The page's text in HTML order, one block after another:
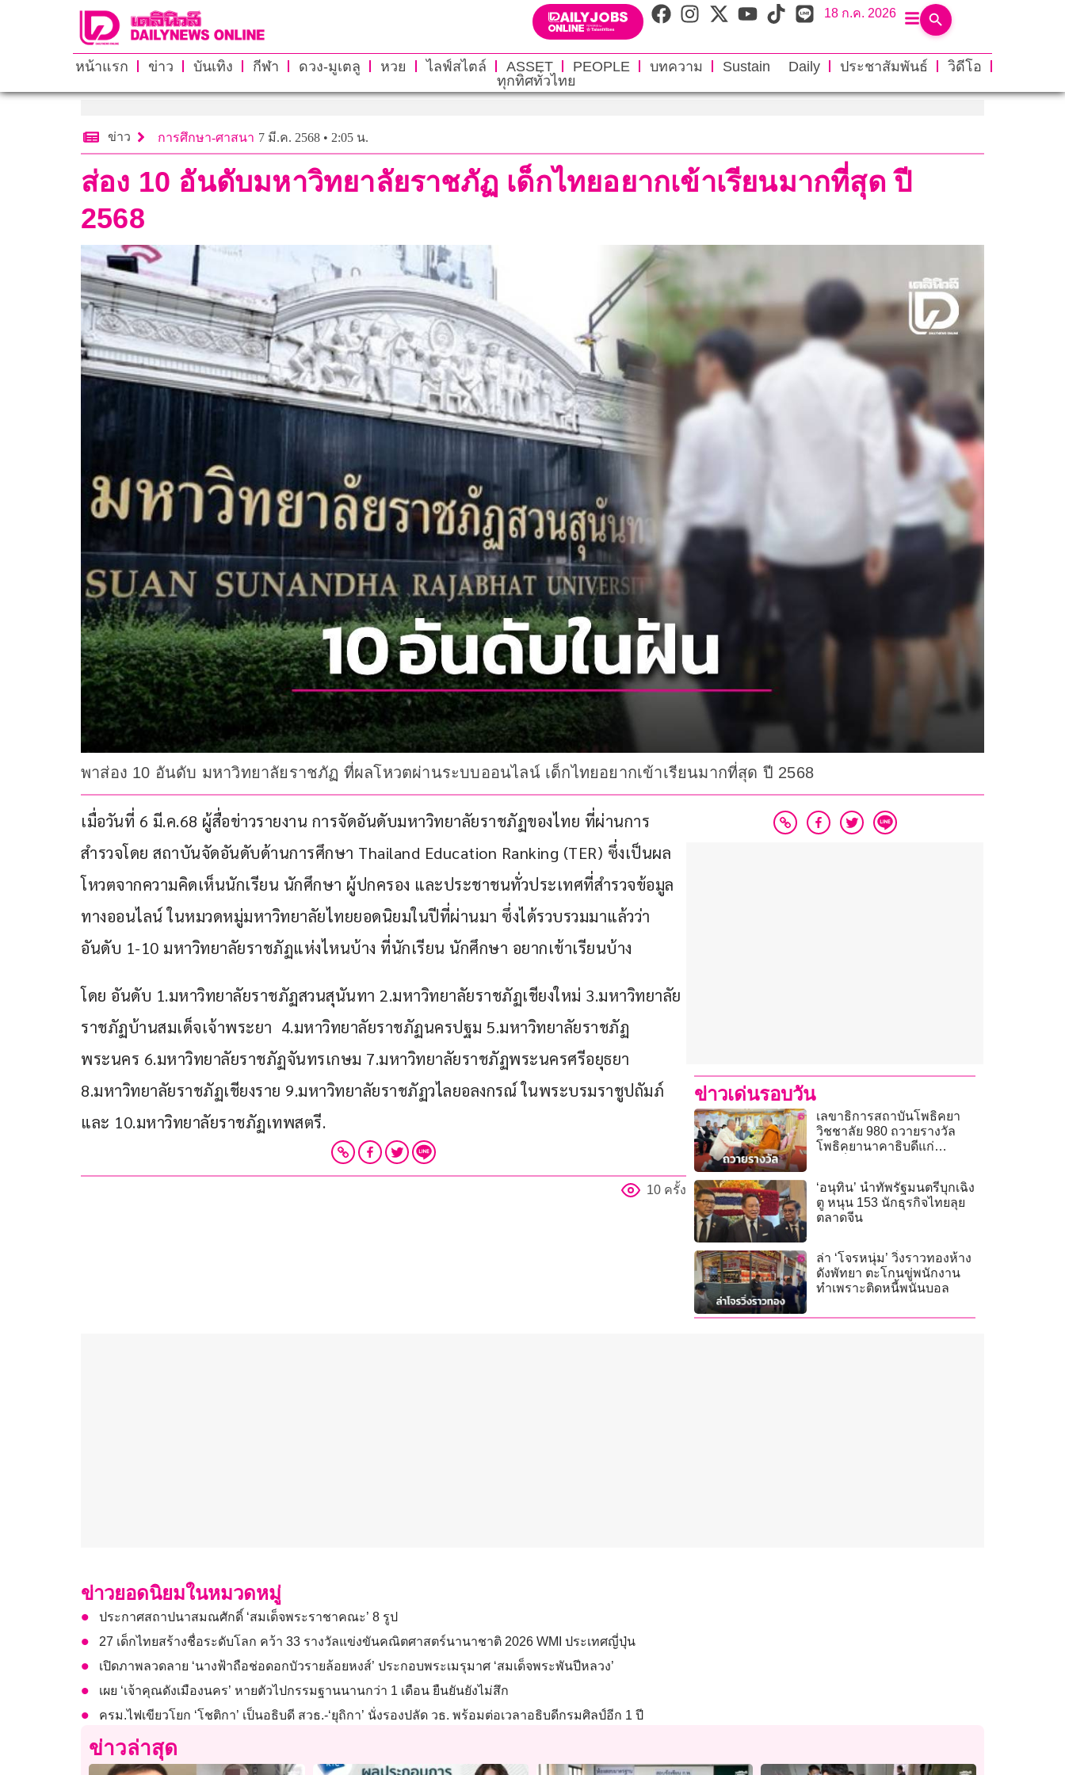
18 ก.ค. 2026
หน้าแรก ข่าว บันเทิง กีฬา ดวง-มูเตลู หวย ไลฟ์สไตล์ ASSET PEOPLE บทความ Sustain Daily ประชาสัมพันธ์
วิดีโอ
ทุกทิศทั่วไทย
ข่าว การศึกษา-ศาสนา 7 มี.ค. 2568 • 2:05 น.
ส่อง 10 อันดับมหาวิทยาลัยราชภัฏ เด็กไทยอยากเข้าเรียนมากที่สุด ปี
2568
พาส่อง 10 อันดับ มหาวิทยาลัยราชภัฏ ที่ผลโหวตผ่านระบบออนไลน์ เด็กไทยอยากเข้าเรียนมากที่สุด ปี 2568
เมื่อวันที่ 6 มี.ค.68 ผู้สื่อข่าวรายงาน การจัดอันดับมหาวิทยาลัยราชภัฏของไทย ที่ผ่านการ
สำรวจโดย สถาบันจัดอันดับด้านการศึกษา Thailand Education Ranking (TER) ซึ่งเป็นผล
โหวตจากความคิดเห็นนักเรียน นักศึกษา ผู้ปกครอง และประชาชนทั่วประเทศที่สำรวจข้อมูล
ทางออนไลน์ ในหมวดหมู่มหาวิทยาลัยไทยยอดนิยมในปีที่ผ่านมา ซึ่งได้รวบรวมมาแล้วว่า
อันดับ 1-10 มหาวิทยาลัยราชภัฏแห่งไหนบ้าง ที่นักเรียน นักศึกษา อยากเข้าเรียนบ้าง
โดย อันดับ 1.มหาวิทยาลัยราชภัฏสวนสุนันทา 2.มหาวิทยาลัยราชภัฏเชียงใหม่ 3.มหาวิทยาลัย
ราชภัฏบ้านสมเด็จเจ้าพระยา  4.มหาวิทยาลัยราชภัฏนครปฐม 5.มหาวิทยาลัยราชภัฏ
พระนคร 6.มหาวิทยาลัยราชภัฏจันทรเกษม 7.มหาวิทยาลัยราชภัฏพระนครศรีอยุธยา
8.มหาวิทยาลัยราชภัฏเชียงราย 9.มหาวิทยาลัยราชภัฏวไลยอลงกรณ์ ในพระบรมราชูปถัมภ์
และ 10.มหาวิทยาลัยราชภัฏเทพสตรี.
10 ครั้ง
ข่าวเด่นรอบวัน
เลขาธิการสถาบันโพธิคยา
วิชชาลัย 980 ถวายรางวัล
โพธิคยานาคาธิบดีแก่
‘อนุทิน’ นำทัพรัฐมนตรีบุกเฉิง
ตู หนุน 153 นักธุรกิจไทยลุย
ตลาดจีน
ล่า ‘โจรหนุ่ม’ วิ่งราวทองห้าง
ดังพัทยา ตะโกนขู่พนักงาน
ทำเพราะติดหนี้พนันบอล
ข่าวยอดนิยมในหมวดหมู่
ประกาศสถาปนาสมณศักดิ์ ‘สมเด็จพระราชาคณะ’ 8 รูป
27 เด็กไทยสร้างชื่อระดับโลก คว้า 33 รางวัลแข่งขันคณิตศาสตร์นานาชาติ 2026 WMI ประเทศญี่ปุ่น
เปิดภาพลวดลาย ‘นางฟ้าถือช่อดอกบัวรายล้อยหงส์’ ประกอบพระเมรุมาศ ‘สมเด็จพระพันปีหลวง’
เผย ‘เจ้าคุณดังเมืองนคร’ หายตัวไปกรรมฐานนานกว่า 1 เดือน ยืนยันยังไม่สึก
ครม.ไฟเขียวโยก ‘โชติกา’ เป็นอธิบดี สวธ.-‘ยุถิกา’ นั่งรองปลัด วธ. พร้อมต่อเวลาอธิบดีกรมศิลป์อีก 1 ปี
ข่าวล่าสุด